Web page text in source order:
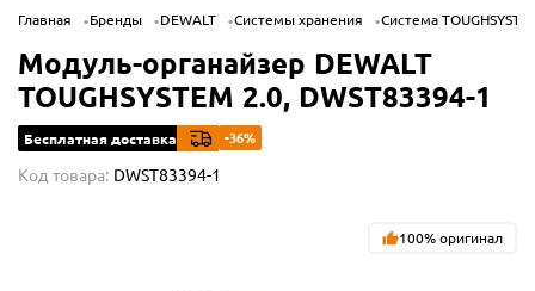
Главная Бренды DEWALT Системы хранения Система
Модуль-органайзер DEWALT
TOUGHSYSTEM 2.0, DWST83394-1
Бесплатная доставка -36%
Код товара: DWST83394-1
100% оригинал